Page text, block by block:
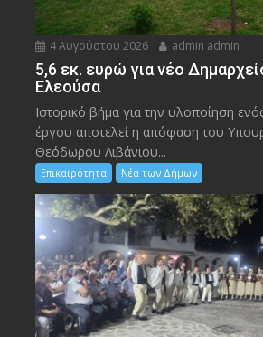
4 Αυγούστου 2026 admin admin
5,6 εκ. ευρώ για νέο
Ελεούσα
Ιστορικό βήμα για την υλοποίηση
έργου αποτελεί η απόφαση του
Θεόδωρου Λιβάνιου...
Επικαιρότητα Νέα των Δήμων